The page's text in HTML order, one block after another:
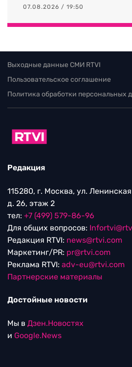
07.08.2026 / 19:50
Выходные данные СМИ RTVI
Пользовательское соглашение
Политика обработки персональных
Редакция
115280, г. Москва, ул.
д. 26, этаж 2
тел: +7 (499) 579-86-96
Для общих вопросов:
Редакция RTVI: news@rtvi.com
Маркетинг/PR: pr@rtvi.com
Реклама RTVI: adv-eu@rtvi.com
Партнерские материалы
Достойные новости
Мы в Дзен.Новостях
и Google.News